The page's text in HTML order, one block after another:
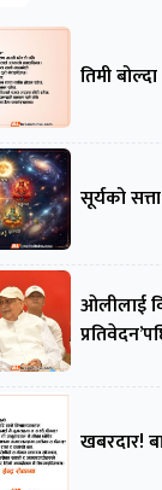
तिमी
सूर्यको सत्ता
ओलीलाई
खबरदार!